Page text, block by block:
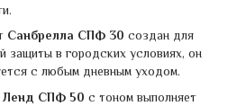
Санбрелла СПФ 30 создан для
защиты в городских условиях, он
с любым дневным уходом.
Ленд СПФ 50 с тоном выполняет